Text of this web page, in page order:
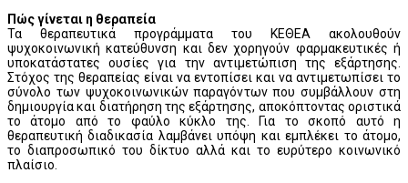
Πώς γίνεται η θεραπεία
Τα θεραπευτικά προγράμματα του ΚΕΘΕΑ ακολουθούν
ψυχοκοινωνική κατεύθυνση και δεν χορηγούν φαρμακευτικές ή
υποκατάστατες ουσίες για την αντιμετώπιση της εξάρτησης.
Στόχος της θεραπείας είναι να εντοπίσει και να αντιμετωπίσει το
σύνολο των ψυχοκοινωνικών παραγόντων που συμβάλλουν στη
δημιουργία και διατήρηση της εξάρτησης, αποκόπτοντας οριστικά
το άτομο από το φαύλο κύκλο της. Για το σκοπό αυτό η
θεραπευτική διαδικασία λαμβάνει υπόψη και εμπλέκει το άτομο,
το διαπροσωπικό του δίκτυο αλλά και το ευρύτερο κοινωνικό
πλαίσιο.